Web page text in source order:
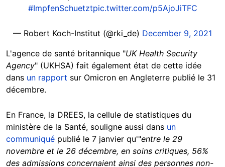
#ImpfenSchuetztpic.twitter.com/p5AjoJiTFC
— Robert Koch-Institut (@rki_de) December 9, 2021
L'agence de santé britannique "UK Health Security
Agency" (UKHSA) fait également état de cette idée
dans un rapport sur Omicron en Angleterre publié le 31
décembre.
En France, la DREES, la cellule de statistiques du
ministère de la Santé, souligne aussi dans un
communiqué publié le 7 janvier qu'"entre le 29
novembre et le 26 décembre, en soins critiques, 56%
des admissions concernaient ainsi des personnes non-